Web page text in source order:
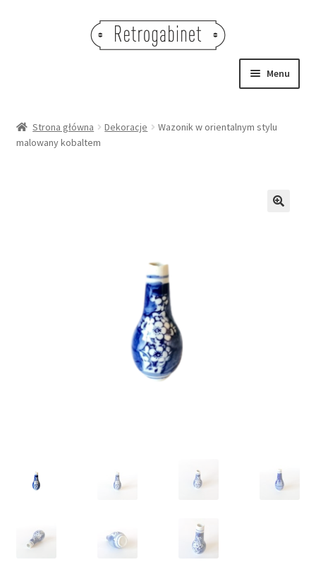
Menu
OBRAZY
Strona główna Dekoracje
Wazonik w orientalnym stylu
malowany kobaltem